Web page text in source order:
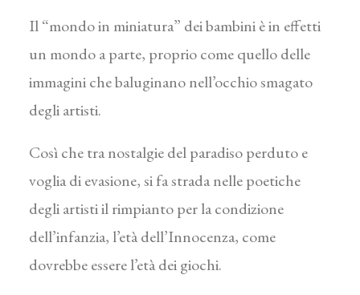
Il “mondo in miniatura” dei bambini è in effetti
un mondo a parte, proprio come quello delle
immagini che baluginano nell’occhio smagato
degli artisti.
Così che tra nostalgie del paradiso perduto e
voglia di evasione, si fa strada nelle poetiche
degli artisti il rimpianto per la condizione
dell’infanzia, l’età dell’Innocenza, come
dovrebbe essere l’età dei giochi.